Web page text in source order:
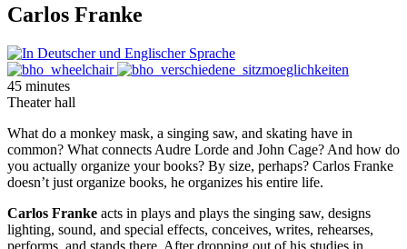
Carlos Franke
45 minutes
Theater hall
What do a monkey mask, a singing saw, and skating have in
common? What connects Audre Lorde and John Cage? And how do
you actually organize your books? By size, perhaps? Carlos Franke
doesn’t just organize books, he organizes his entire life.
Carlos Franke acts in plays and plays the singing saw, designs
lighting, sound, and special effects, conceives, writes, rehearses,
performs, and stands there. After dropping out of his studies in